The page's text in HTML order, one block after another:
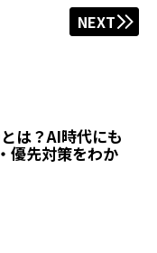
NEXT
は？AI時代にも
優先対策をわか